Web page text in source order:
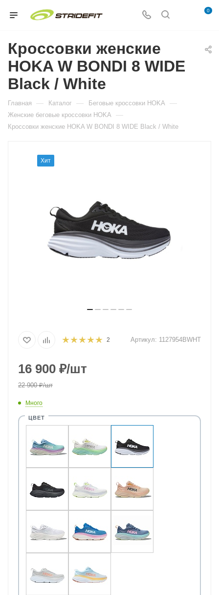
0
Кроссовки женские
HOKA W BONDI 8 WIDE
Black / White
Главная — Каталог — Беговые кроссовки HOKA —
Женские беговые кроссовки HOKA —
Кроссовки женские HOKA W BONDI 8 WIDE Black / White
Хит
2 Артикул: 1127954BWHT
16 900 ₽/шт
22 900₽/шт
Много